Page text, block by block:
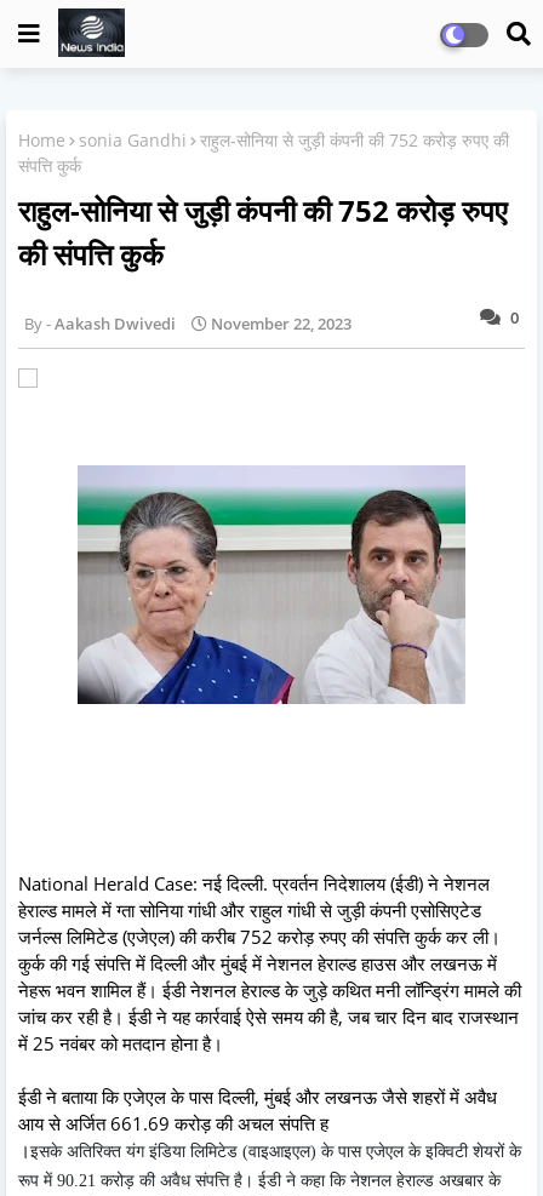
Home sonia Gandhi
राहुल-सोनिया से जुड़ी कंपनी की 752 करोड़ रुपए की
संपत्ति कुर्क
राहुल-सोनिया से जुड़ी कंपनी की 752 करोड़ रुपए
की संपत्ति कुर्क
0
Aakash Dwivedi November 22, 2023
National Herald Case: नई दिल्ली. प्रवर्तन निदेशालय (ईडी) ने नेशनल
हेराल्ड मामले में ग्ता सोनिया गांधी और राहुल गांधी से जुड़ी कंपनी एसोसिएटेड
जर्नल्स लिमिटेड (एजेएल) की करीब 752 करोड़ रुपए की संपत्ति कुर्क कर ली।
कुर्क की गई संपत्ति में दिल्ली और मुंबई में नेशनल हेराल्ड हाउस और लखनऊ में
नेहरू भवन शामिल हैं। ईडी नेशनल हेराल्ड के जुड़े कथित मनी लॉन्ड्रिंग मामले की
जांच कर रही है। ईडी ने यह कार्रवाई ऐसे समय की है, जब चार दिन बाद राजस्थान
में 25 नवंबर को मतदान होना है।
ईडी ने बताया कि एजेएल के पास दिल्ली, मुंबई और लखनऊ जैसे शहरों में अवैध
आय से अर्जित 661.69 करोड़ की अचल संपत्ति ह
। इसके अतिरिक्त यंग इंडिया लिमिटेड (वाइआइएल) के पास एजेएल के इक्विटी शेयरों के
रूप में 90.21 करोड़ की अवैध संपत्ति है। ईडी ने कहा कि नेशनल हेराल्ड अखबार के